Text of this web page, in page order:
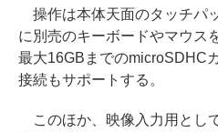
操作は本体天面のタッチパ
に別売のキーボードやマウス
最大16GBまでのmicroSDHC
接続もサポートする。
このほか、映像入力用とし